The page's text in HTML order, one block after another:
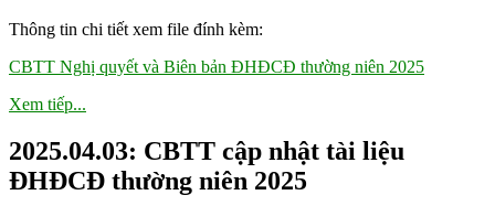
Thông tin chi tiết xem file đính kèm:
CBTT Nghị quyết và Biên bản ĐHĐCĐ thường niên 2025
Xem tiếp...
2025.04.03: CBTT cập nhật tài liệu
ĐHĐCĐ thường niên 2025